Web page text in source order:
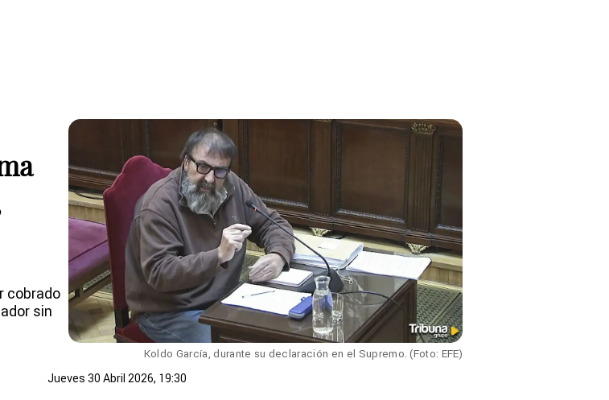
cobrado
sin
Koldo García, durante su declaración en el Supremo. (Foto: EFE)
Jueves 30 Abril 2026, 19:30